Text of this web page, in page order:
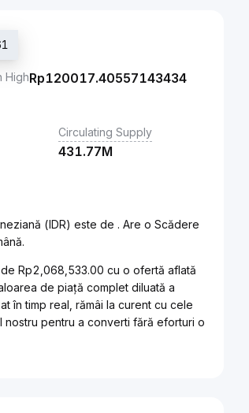
HighRp120017.40557143434
Circulating Supply
431.77M
(IDR) este de . Are o Scădere
Rp2,068,533.00 cu o ofertă aflată
de piață complet diluată a
în timp real, rămâi la curent cu cele
nostru pentru a converti fără eforturi o